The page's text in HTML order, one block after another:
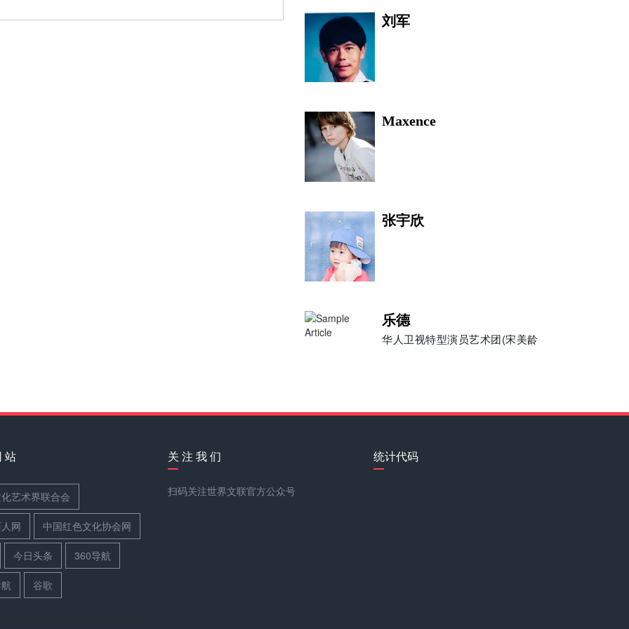
刘素清
刘军
Maxence
张宇欣
乐德
华人卫视特型演员艺术团(宋美龄
汤佳桦
站
艺术界联合会
网 中国红色文化协会网
今日头条 360导航
谷歌
关 注 我 们
扫码关注世界文联官方公众号
统计代码